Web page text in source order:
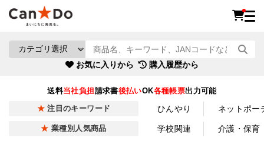
お気に入りから 購入履歴から
送料当社負担請求書後払いOK各種帳票出力可能
注目のキーワード ひんやり ネットポー
業種別人気商品 学校関連 介護・保育